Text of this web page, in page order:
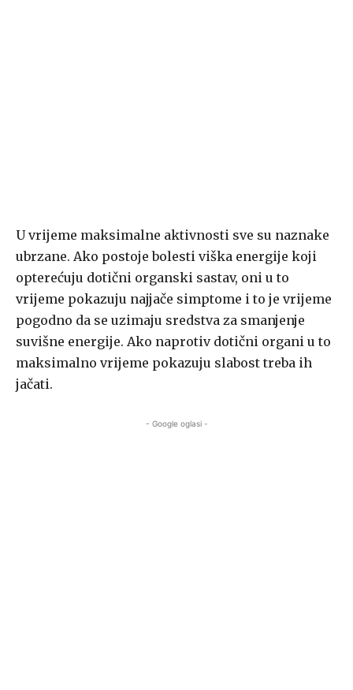
U vrijeme maksimalne aktivnosti sve su naznake
ubrzane. Ako postoje bolesti viška energije koji
opterećuju dotični organski sastav, oni u to
vrijeme pokazuju najjače simptome i to je vrijeme
pogodno da se uzimaju sredstva za smanjenje
suvišne energije. Ako naprotiv dotični organi u to
maksimalno vrijeme pokazuju slabost treba ih
jačati.
- Google oglasi -